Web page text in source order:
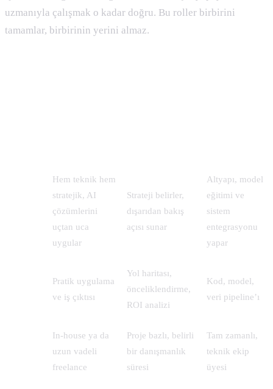
uzmanıyla çalışmak o kadar doğru. Bu roller birbirini
tamamlar, birbirinin yerini almaz.
Hem teknik hem
stratejik, AI
çözümlerini
uçtan uca
uygular
Strateji belirler,
dışarıdan bakış
açısı sunar
Altyapı, model
eğitimi ve
sistem
entegrasyonu
yapar
Pratik uygulama
ve iş çıktısı
Yol haritası,
önceliklendirme,
ROI analizi
Kod, model,
veri pipeline’ı
In-house ya da
uzun vadeli
freelance
Proje bazlı, belirli
bir danışmanlık
süresi
Tam zamanlı,
teknik ekip
üyesi